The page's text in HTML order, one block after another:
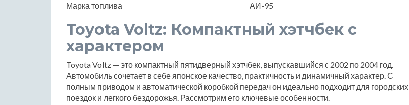
Марка топлива АИ-95
Toyota Voltz: Компактный хэтчбек с
характером
Toyota Voltz — это компактный пятидверный хэтчбек, выпускавшийся с 2002 по 2004 год.
Автомобиль сочетает в себе японское качество, практичность и динамичный характер. С
полным приводом и автоматической коробкой передач он идеально подходит для городских
поездок и легкого бездорожья. Рассмотрим его ключевые особенности.